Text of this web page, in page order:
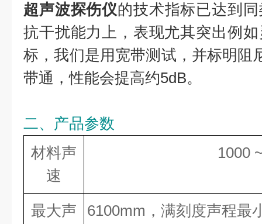
超声波探伤仪的技术指标已达到
抗干扰能力上，表现尤其突出例
标，我们是用宽带测试，并标明阻
带通，性能会提高约5dB。
二、产品参数
材料声
速
1000
最大声
6100mm，满刻度声程最